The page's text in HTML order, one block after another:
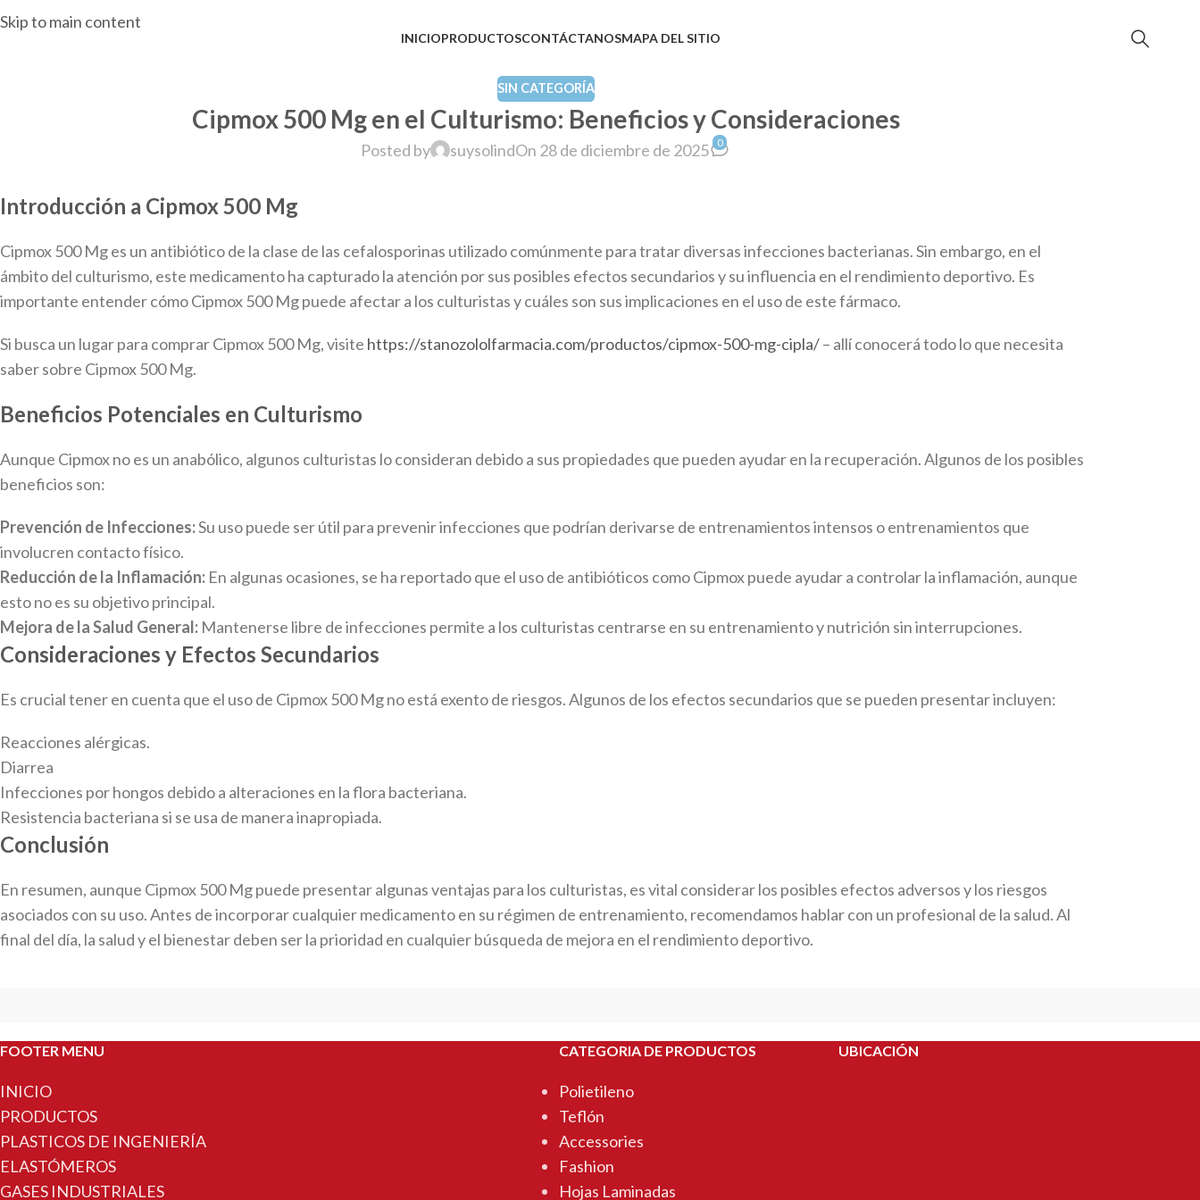
Skip to main content
INICIOPRODUCTOSCONTÁCTANOSMAPA DEL SITIO
SIN CATEGORÍA
Cipmox 500 Mg en el Culturismo: Beneficios y Consideraciones
Posted by suysolindOn 28 de diciembre de 2025 0
Introducción a Cipmox 500 Mg
Cipmox 500 Mg es un antibiótico de la clase de las cefalosporinas utilizado comúnmente para tratar diversas infecciones bacterianas. Sin embargo, en el
ámbito del culturismo, este medicamento ha capturado la atención por sus posibles efectos secundarios y su influencia en el rendimiento deportivo. Es
importante entender cómo Cipmox 500 Mg puede afectar a los culturistas y cuáles son sus implicaciones en el uso de este fármaco.
Si busca un lugar para comprar Cipmox 500 Mg, visite https://stanozololfarmacia.com/productos/cipmox-500-mg-cipla/– allí conocerá todo lo que necesita
saber sobre Cipmox 500 Mg.
Beneficios Potenciales en Culturismo
Aunque Cipmox no es un anabólico, algunos culturistas lo consideran debido a sus propiedades que pueden ayudar en la recuperación. Algunos de los posibles
beneficios son:
Prevención de Infecciones:Su uso puede ser útil para prevenir infecciones que podrían derivarse de entrenamientos intensos o entrenamientos que
involucren contacto físico.
Reducción de la Inflamación: En algunas ocasiones, se ha reportado que el uso de antibióticos como Cipmox puede ayudar a controlar la inflamación, aunque
esto no es su objetivo principal.
Mejora de la Salud General: Mantenerse libre de infecciones permite a los culturistas centrarse en su entrenamiento y nutrición sin interrupciones.
Consideraciones y Efectos Secundarios
Es crucial tener en cuenta que el uso de Cipmox 500 Mg no está exento de riesgos. Algunos de los efectos secundarios que se pueden presentar incluyen:
Reacciones alérgicas.
Diarrea
Infecciones por hongos debido a alteraciones en la flora bacteriana.
Resistencia bacteriana si se usa de manera inapropiada.
Conclusión
En resumen, aunque Cipmox 500 Mg puede presentar algunas ventajas para los culturistas, es vital considerar los posibles efectos adversos y los riesgos
asociados con su uso. Antes de incorporar cualquier medicamento en su régimen de entrenamiento, recomendamos hablar con un profesional de la salud. Al
final del día, la salud y el bienestar deben ser la prioridad en cualquier búsqueda de mejora en el rendimiento deportivo.
FOOTER MENU
INICIO
PRODUCTOS
PLASTICOS DE INGENIERÍA
ELASTÓMEROS
GASES INDUSTRIALES
CATEGORIA DE PRODUCTOS
Polietileno
Teflón
Accessories
Fashion
Hojas Laminadas
UBICACIÓN